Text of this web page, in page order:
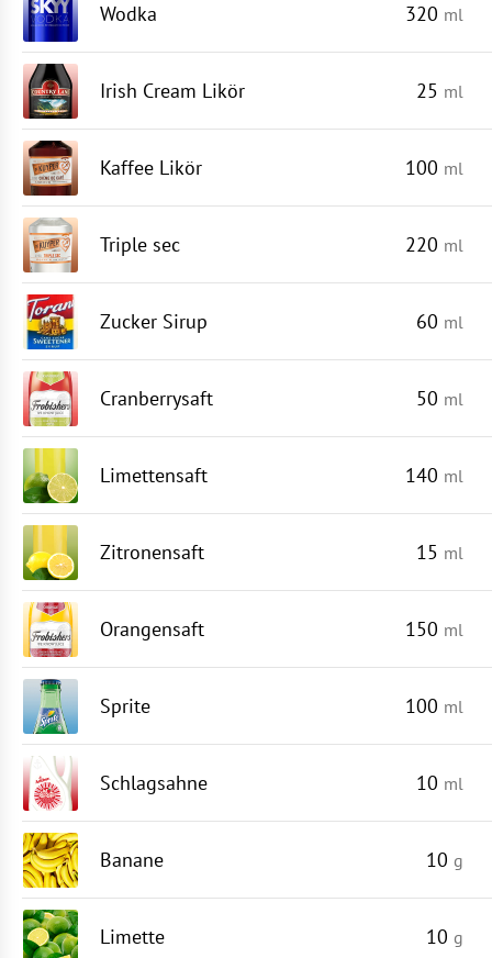
Wodka 320 ml
Irish Cream Likör 25 ml
Kaffee Likör 100 ml
Triple sec 220 ml
Zucker Sirup 60 ml
Cranberrysaft 50 ml
Limettensaft 140 ml
Zitronensaft 15 ml
Orangensaft 150 ml
Sprite 100 ml
Schlagsahne 10 ml
Banane 10 g
Limette 10 g